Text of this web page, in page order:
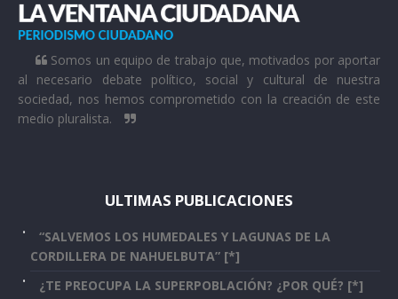
Somos un equipo de trabajo que, motivados por aportar
al necesario debate político, social y cultural de nuestra
sociedad, nos hemos comprometido con la creación de este
medio pluralista.
ULTIMAS PUBLICACIONES
“SALVEMOS LOS HUMEDALES Y LAGUNAS DE LA
CORDILLERA DE NAHUELBUTA” [*]
¿TE PREOCUPA LA SUPERPOBLACIÓN? ¿POR QUÉ? [*]